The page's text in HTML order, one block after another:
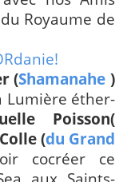
Royaume de
(Shamanahe )
Lumière éther-
Poisson(
(du Grand
cocréer ce